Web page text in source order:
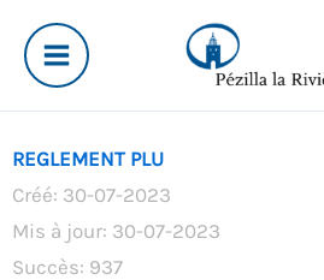
contenu
REGLEMENT PLU
Créé: 30-07-2023
Mis à jour: 30-07-2023
Succès: 937